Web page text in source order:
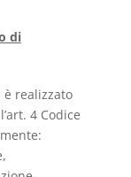
di
realizzato
4 Codice